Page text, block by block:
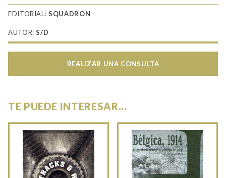
cantidad
EDITORIAL:SQUADRON
AUTOR:S/D
REALIZAR UNA CONSULTA
TE PUEDE INTERESAR...